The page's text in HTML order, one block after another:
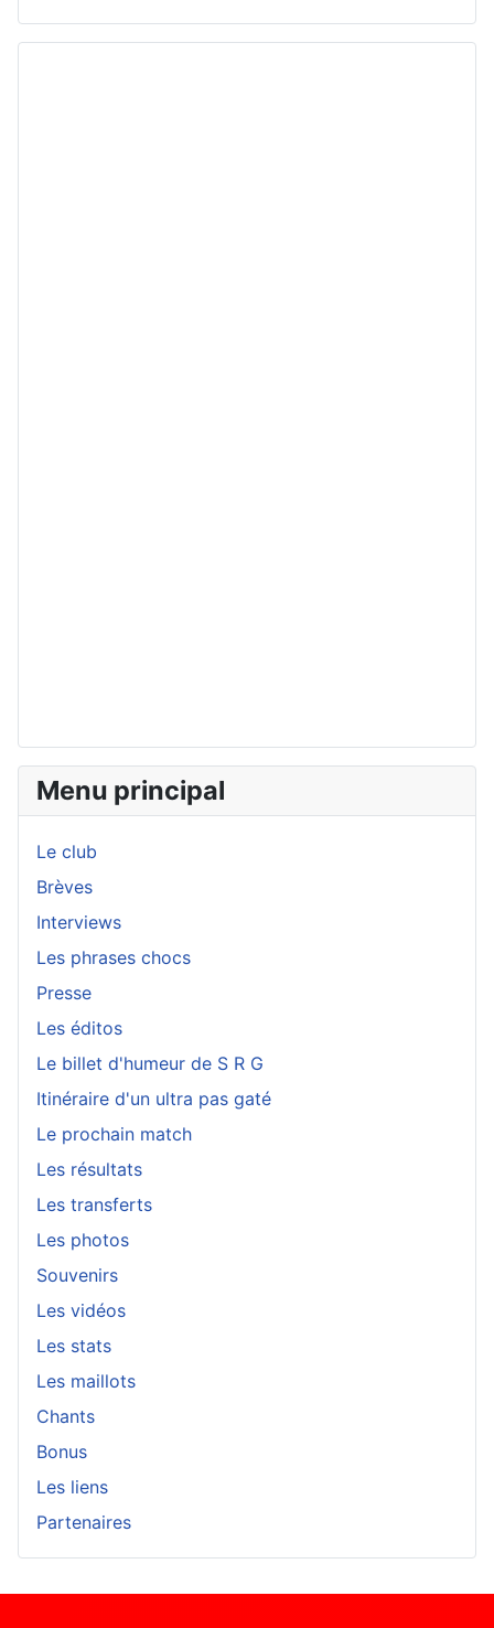
Menu principal
Le club
Brèves
Interviews
Les phrases chocs
Presse
Les éditos
Le billet d'humeur de S R G
Itinéraire d'un ultra pas gaté
Le prochain match
Les résultats
Les transferts
Les photos
Souvenirs
Les vidéos
Les stats
Les maillots
Chants
Bonus
Les liens
Partenaires